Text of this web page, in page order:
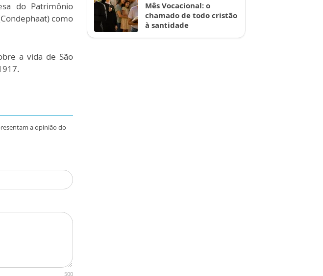
do Patrimônio
como
a vida de São
a opinião do
500
Mês Vocacional: o
chamado de todo cristão
à santidade